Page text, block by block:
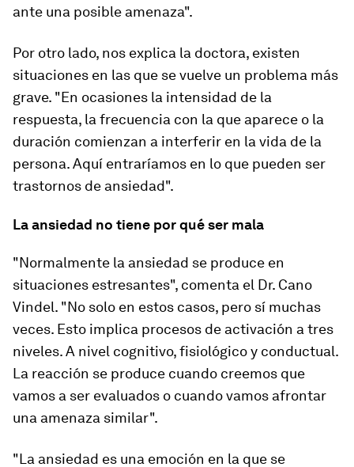
ante una posible amenaza".
Por otro lado, nos explica la doctora, existen
situaciones en las que se vuelve un problema más
grave. "En ocasiones la intensidad de la
respuesta, la frecuencia con la que aparece o la
duración comienzan a interferir en la vida de la
persona. Aquí entraríamos en lo que pueden ser
trastornos de ansiedad".
La ansiedad no tiene por qué ser mala
"Normalmente la ansiedad se produce en
situaciones estresantes", comenta el Dr. Cano
Vindel. "No solo en estos casos, pero sí muchas
veces. Esto implica procesos de activación a tres
niveles. A nivel cognitivo, fisiológico y conductual.
La reacción se produce cuando creemos que
vamos a ser evaluados o cuando vamos afrontar
una amenaza similar".
"La ansiedad es una emoción en la que se